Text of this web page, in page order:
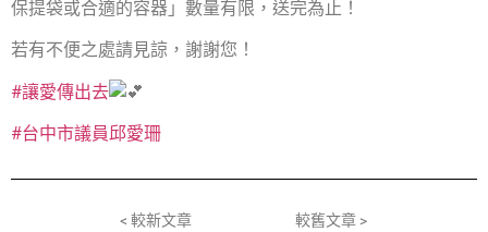
保提袋或合適的容器」數量有限，送完為止！
若有不便之處請見諒，謝謝您！
#讓愛傳出去
#台中市議員邱愛珊
< 較新文章 較舊文章 >